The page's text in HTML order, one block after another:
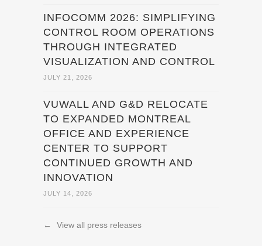
INFOCOMM 2026: SIMPLIFYING
CONTROL ROOM OPERATIONS
THROUGH INTEGRATED
VISUALIZATION AND CONTROL
JULY 21, 2026
VUWALL AND G&D RELOCATE
TO EXPANDED MONTREAL
OFFICE AND EXPERIENCE
CENTER TO SUPPORT
CONTINUED GROWTH AND
INNOVATION
JULY 14, 2026
← View all press releases